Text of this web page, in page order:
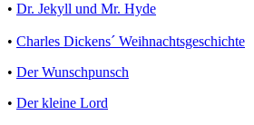
• Dr. Jekyll und Mr. Hyde
• Charles Dickens´ Weihnachtsgeschichte
• Der Wunschpunsch
• Der kleine Lord